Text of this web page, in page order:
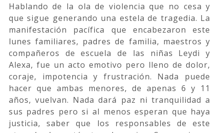
Hablando de la ola de violencia que no cesa y
que sigue generando una estela de tragedia. La
manifestación pacífica que encabezaron este
lunes familiares, padres de familia, maestros y
compañeros de escuela de las niñas Leydi y
Alexa, fue un acto emotivo pero lleno de dolor,
coraje, impotencia y frustración. Nada puede
hacer que ambas menores, de apenas 6 y 11
años, vuelvan. Nada dará paz ni tranquilidad a
sus padres pero si al menos esperan que haya
justicia, saber que los responsables de este